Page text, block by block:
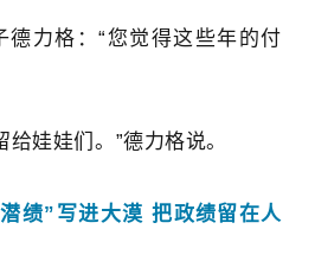
德力格：“您觉得这些年的付
给娃娃们。”德力格说。
绩”写进大漠 把政绩留在人